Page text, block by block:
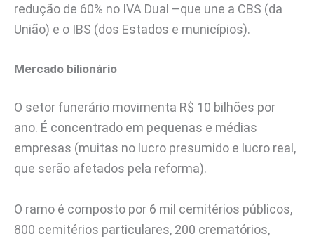
redução de 60% no IVA Dual –que une a CBS (da
União) e o IBS (dos Estados e municípios).
Mercado bilionário
O setor funerário movimenta R$ 10 bilhões por
ano. É concentrado em pequenas e médias
empresas (muitas no lucro presumido e lucro real,
que serão afetados pela reforma).
O ramo é composto por 6 mil cemitérios públicos,
800 cemitérios particulares, 200 crematórios,